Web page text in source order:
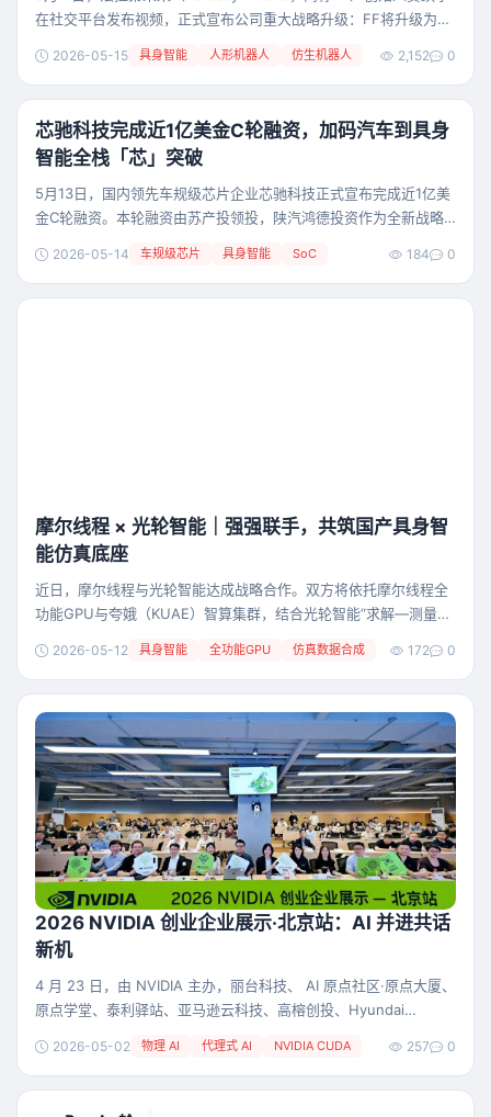
在社交平台发布视频，正式宣布公司重大战略升级：FF将升级为物
焦人形与仿生机器人、汽车机器人两大核心引擎。在战略执行节奏
述，FF未来将专注
2026-05-15 具身智能 人形机器人 仿生机器人 2,152 0
芯驰科技完成近1亿美金C轮融资，加码汽车到具身
智能全栈「芯」突破
5月13日，国内领先车规级芯片企业芯驰科技正式宣布完成近1亿美
金C轮融资。本轮融资由苏产投领投，陕汽鸿德投资作为全新战略
家知名投资机构及产业资本跟投。 本轮融资落地，将进一步巩固芯
2026-05-14 车规级芯片 具身智能 SoC 184 0
摩尔线程 × 光轮智能｜强强联手，共筑国产具身智
能仿真底座
近日，摩尔线程与光轮智能达成战略合作。双方将依托摩尔线程全
功能GPU与夸娥（KUAE）智算集群，结合光轮智能“求解—测量—
方案，以国产算力与仿真算法的深度融合，为具身智能发展夯实自
数据采集长期面临物理数据稀缺、成本高昂、场景覆盖不足、复杂
物理过程难以稳定复现等难题。为跨越数据鸿沟
2026-05-12 具身智能 全功能GPU 仿真数据合成 172 0
2026 NVIDIA 创业企业展示·北京站：AI 并进共话
新机
4 月 23 日，由 NVIDIA 主办，丽台科技、 AI 原点社区·原点大厦、
原点学堂、泰利驿站、亚马逊云科技、高榕创投、Hyundai
伙伴联合举办的“2026 NVIDIA 创业企业展示·北京站”活动圆满完
2026-05-02 物理 AI 代理式 AI NVIDIA CUDA 257 0